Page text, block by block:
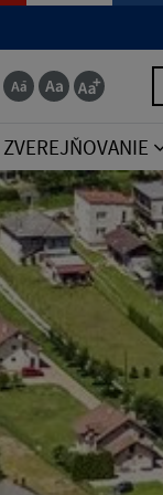
ZVEREJŇOVANIE